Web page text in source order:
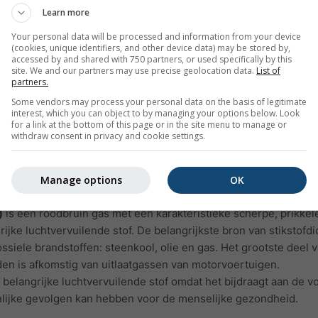
astma, emfyseem en chronische bronchiti
gas dat onzichtbaar is en een vieze, penetrante geur heeft.
stoffen en vormt schadelijke verbindingen, zoals
aan SO₂ kan het menselijk ademhalingssysteem
kunnen bijdragen aan zure regen, die kwetsbare
die aan astma lijden zijn bijzonder
is een roodbruin gas met een karakteristieke scherpe,
luchtvervuilende stof. De belangrijkste bron van
brandstoffen: steenkool, olie en gas. Het grootste deel
is afkomstig van uitlaatgassen van motorvoertuigen.
luchtvervuilende stof omdat het bijdraagt aan de
gevolgen kan hebben voor de menselijke gezondheid.
Learn more
Your personal data will be processed and information from your device
(cookies, unique identifiers, and other device data) may be stored by,
accessed by and shared with 750 partners, or used specifically by this
site. We and our partners may use precise geolocation data. List of
partners.
Some vendors may process your personal data on the basis of legitimate
interest, which you can object to by managing your options below. Look
for a link at the bottom of this page or in the site menu to manage or
withdraw consent in privacy and cookie settings.
OK
Manage options